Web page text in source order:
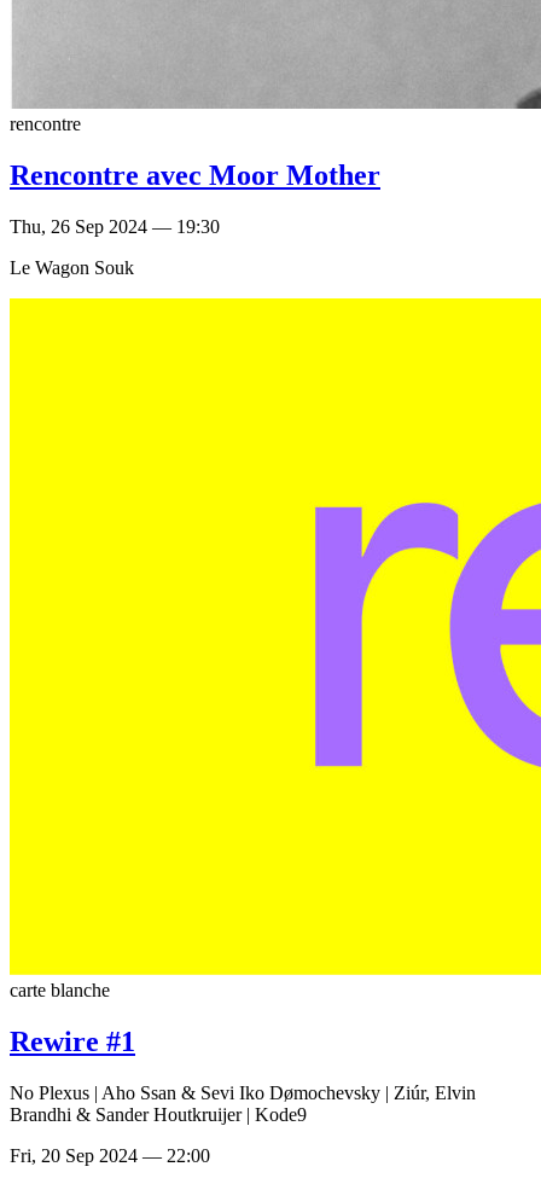
rencontre
Rencontre avec Moor Mother
Thu, 26 Sep 2024 — 19:30
Le Wagon Souk
carte blanche
Rewire #1
No Plexus | Aho Ssan & Sevi Iko Dømochevsky | Ziúr, Elvin
Brandhi & Sander Houtkruijer | Kode9
Fri, 20 Sep 2024 — 22:00